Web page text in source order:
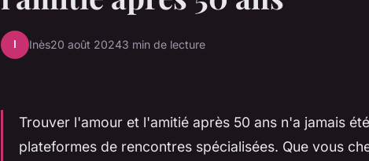
I Inès20 août 20243 min de lecture
Trouver l'amour et l'amitié après 50 ans n'a jamais
plateformes de rencontres spécialisées. Que vous